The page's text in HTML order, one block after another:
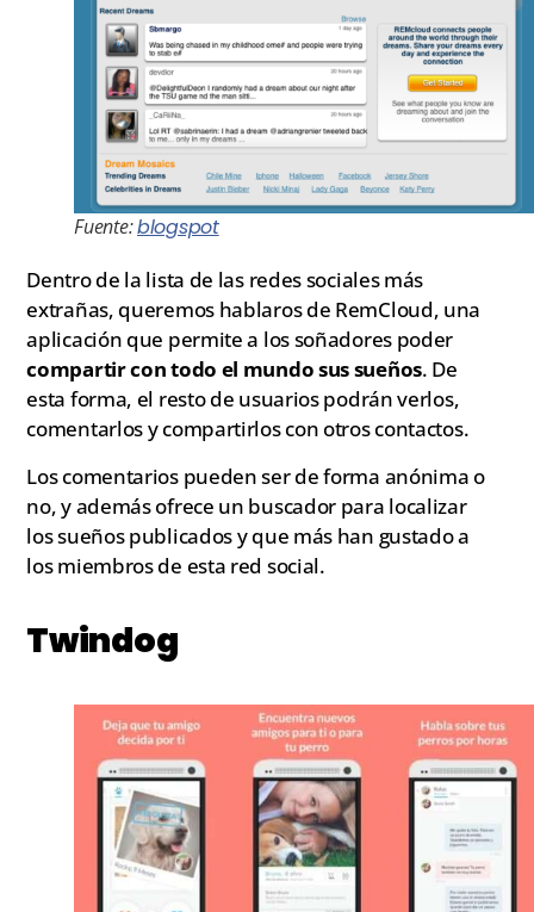
Fuente:blogspot
Dentro de la lista de las redes sociales más
extrañas, queremos hablaros de RemCloud, una
aplicación que permite a los soñadores poder
compartir con todo el mundo sus sueños. De
esta forma, el resto de usuarios podrán verlos,
comentarlos y compartirlos con otros contactos.
Los comentarios pueden ser de forma anónima o
no, y además ofrece un buscador para localizar
los sueños publicados y que más han gustado a
los miembros de esta red social.
Twindog